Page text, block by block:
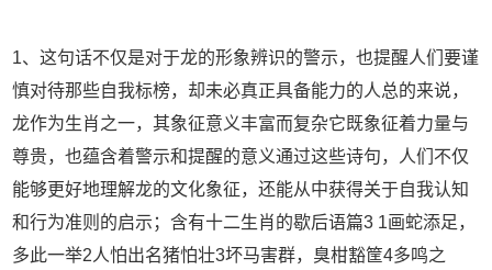
1、这句话不仅是对于龙的形象辨识的警示，也提醒人们要谨
慎对待那些自我标榜，却未必真正具备能力的人总的来说，
龙作为生肖之一，其象征意义丰富而复杂它既象征着力量与
尊贵，也蕴含着警示和提醒的意义通过这些诗句，人们不仅
能够更好地理解龙的文化象征，还能从中获得关于自我认知
和行为准则的启示；含有十二生肖的歇后语篇3 1画蛇添足，
多此一举2人怕出名猪怕壮3坏马害群，臭柑豁筐4多鸣之